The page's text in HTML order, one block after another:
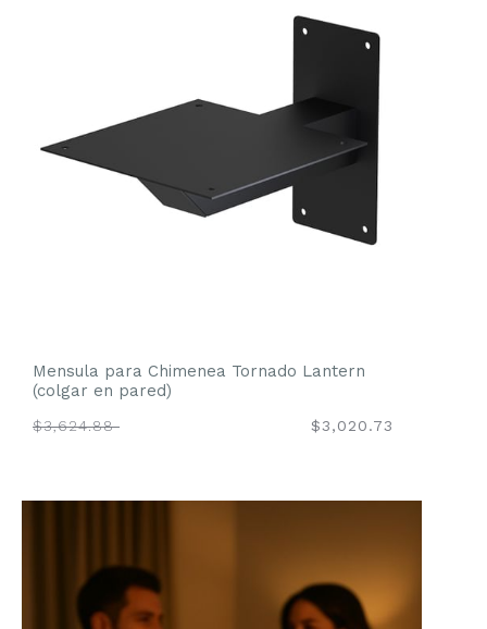
Mensula para Chimenea Tornado Lantern
(colgar en pared)
$3,624.88 $3,020.73